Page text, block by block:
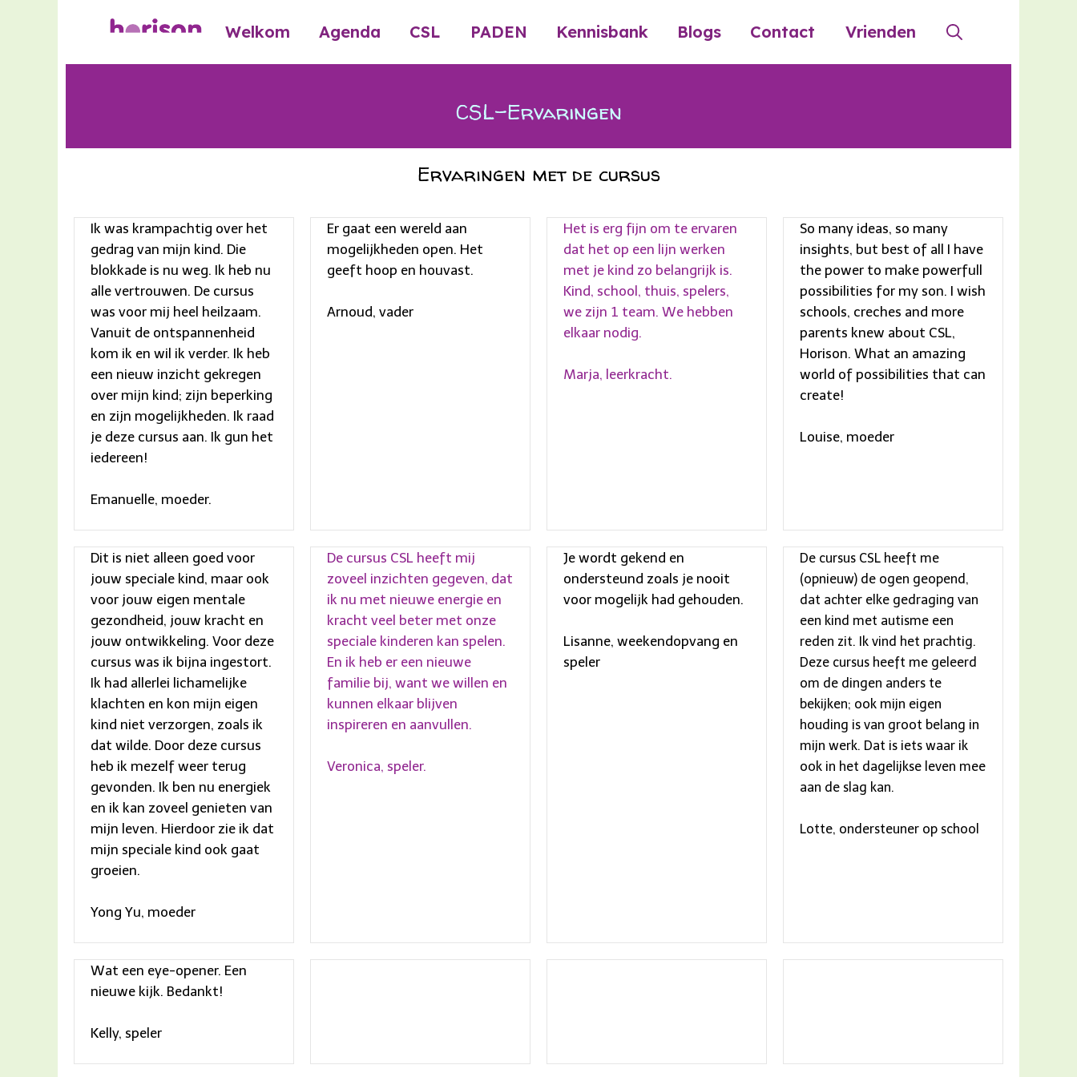
Welkom Agenda CSL PADEN Kennisbank Blogs Contact Vrienden
CSL-Ervaringen
Ervaringen met de cursus
Ik was krampachtig over het
gedrag van mijn kind. Die
blokkade is nu weg. Ik heb nu
alle vertrouwen. De cursus
was voor mij heel heilzaam.
Vanuit de ontspannenheid
kom ik en wil ik verder. Ik heb
een nieuw inzicht gekregen
over mijn kind; zijn beperking
en zijn mogelijkheden. Ik raad
je deze cursus aan. Ik gun het
iedereen!
Emanuelle, moeder.
Er gaat een wereld aan
mogelijkheden open. Het
geeft hoop en houvast.
Arnoud, vader
Het is erg fijn om te ervaren
dat het op een lijn werken
met je kind zo belangrijk is.
Kind, school, thuis, spelers,
we zijn 1 team. We hebben
elkaar nodig.
Marja, leerkracht.
So many ideas, so many
insights, but best of all I have
the power to make powerfull
possibilities for my son. I wish
schools, creches and more
parents knew about CSL,
Horison. What an amazing
world of possibilities that can
create!
Louise, moeder
Dit is niet alleen goed voor
jouw speciale kind, maar ook
voor jouw eigen mentale
gezondheid, jouw kracht en
jouw ontwikkeling. Voor deze
cursus was ik bijna ingestort.
Ik had allerlei lichamelijke
klachten en kon mijn eigen
kind niet verzorgen, zoals ik
dat wilde. Door deze cursus
heb ik mezelf weer terug
gevonden. Ik ben nu energiek
en ik kan zoveel genieten van
mijn leven. Hierdoor zie ik dat
mijn speciale kind ook gaat
groeien.
Yong Yu, moeder
De cursus CSL heeft mij
zoveel inzichten gegeven, dat
ik nu met nieuwe energie en
kracht veel beter met onze
speciale kinderen kan spelen.
En ik heb er een nieuwe
familie bij, want we willen en
kunnen elkaar blijven
inspireren en aanvullen.
Veronica, speler.
Je wordt gekend en
ondersteund zoals je nooit
voor mogelijk had gehouden.
Lisanne, weekendopvang en
speler
De cursus CSL heeft me
(opnieuw) de ogen geopend,
dat achter elke gedraging van
een kind met autisme een
reden zit. Ik vind het prachtig.
Deze cursus heeft me geleerd
om de dingen anders te
bekijken; ook mijn eigen
houding is van groot belang in
mijn werk. Dat is iets waar ik
ook in het dagelijkse leven mee
aan de slag kan.
Lotte, ondersteuner op school
Wat een eye-opener. Een
nieuwe kijk. Bedankt!
Kelly, speler